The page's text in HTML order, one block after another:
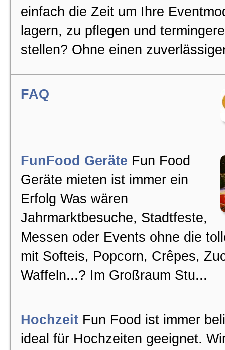
einfach die Zeit um Ihre
lagern, zu pflegen und
stellen? Ohne einen
FAQ
FunFood Geräte Fun Food
Geräte mieten ist immer ein
Erfolg Was wären
Jahrmarktbesuche, Stadtfeste,
Messen oder Events ohne die
mit Softeis, Popcorn, Crêpes,
Waffeln...? Im Großraum Stu...
Hochzeit Fun Food ist immer
ideal für Hochzeiten geeignet.